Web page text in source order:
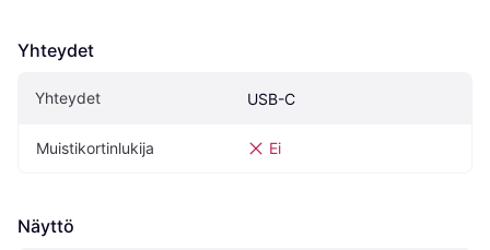
Yhteydet
Yhteydet USB-C
Muistikortinlukija Ei
Näyttö